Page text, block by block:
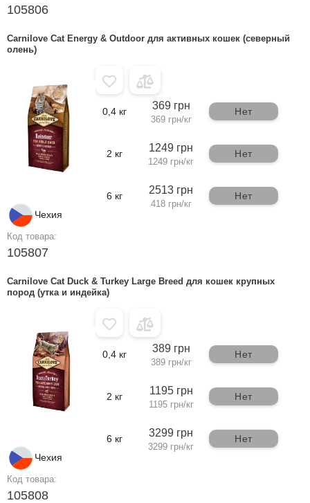
105806
Carnilove Cat Energy & Outdoor для активных кошек (северный
олень)
Чехия
Код товара:
105807
0,4 кг 369 грн
369 грн/кг
Нет
2 кг 1249 грн
1249 грн/кг
Нет
6 кг 2513 грн
418 грн/кг
Нет
Carnilove Cat Duck & Turkey Large Breed для кошек крупных
пород (утка и индейка)
Чехия
Код товара:
105808
0,4 кг 389 грн
389 грн/кг
Нет
2 кг 1195 грн
1195 грн/кг
Нет
6 кг 3299 грн
3299 грн/кг
Нет